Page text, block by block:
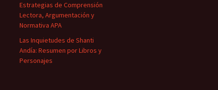
Estrategias de Comprensión
Lectora, Argumentación y
Normativa APA
Las Inquietudes de Shanti
Andía: Resumen por Libros y
Personajes